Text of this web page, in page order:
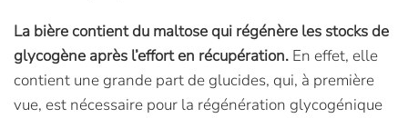
La bière contient du maltose qui régénère les stocks de
glycogène après l’effort en récupération. En effet, elle
contient une grande part de glucides, qui, à première
vue, est nécessaire pour la régénération glycogénique